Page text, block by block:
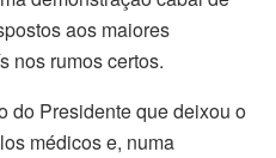
aos maiores
nos rumos certos.
do Presidente que deixou o
médicos e, numa